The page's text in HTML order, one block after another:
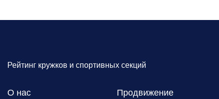
Рейтинг кружков и спортивных секций
О нас Продвижение